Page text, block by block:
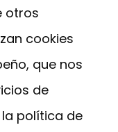
otros
cookies
que nos
de
política de